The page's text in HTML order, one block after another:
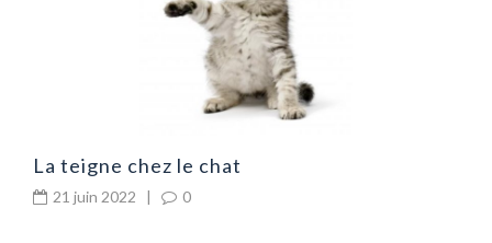
La teigne chez le chat
21 juin 2022 | 0